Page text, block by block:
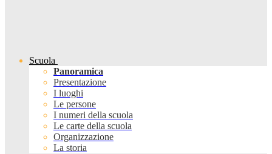
Scuola
Panoramica
Presentazione
I luoghi
Le persone
I numeri della scuola
Le carte della scuola
Organizzazione
La storia